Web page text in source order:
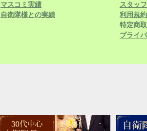
マスコミ実績
自衛隊様との実績
スタッ
利用規約
特定商取
プライ